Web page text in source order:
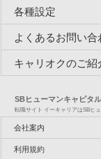
各種設定
よくあるお問い合
キャリオクのご紹
SBヒューマンキャピタ
転職サイト イーキャリアはSBヒ
会社案内
利用規約